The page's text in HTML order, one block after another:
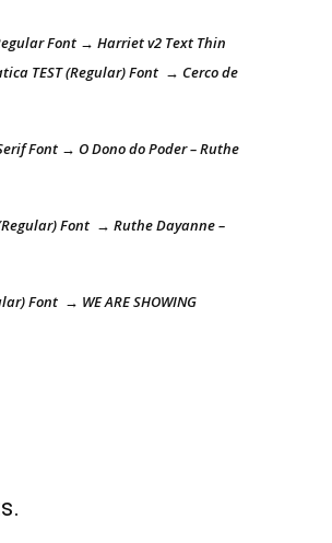
Font → Harriet v2 Text Thin
TEST (Regular) Font → Cerco de
Font → O Dono do Poder – Ruthe
Font → Ruthe Dayanne –
Font → WE ARE SHOWING